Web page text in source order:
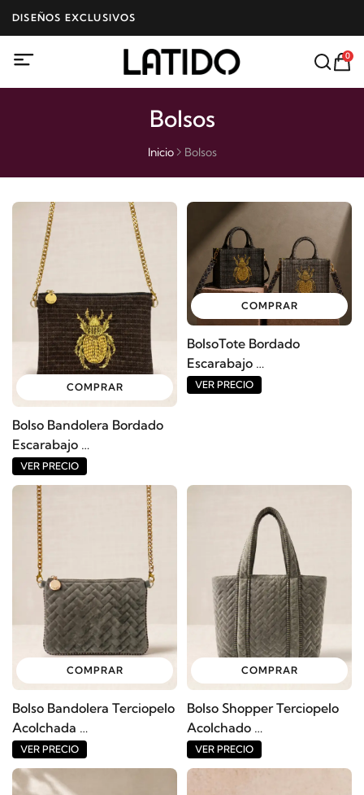
DISEÑOS EXCLUSIVOS
0
Bolsos
Inicio Bolsos
COMPRAR
Bolso Bandolera Bordado
Escarabajo
Ref: 16417BO
VER PRECIO
COMPRAR
BolsoTote Bordado
Escarabajo
Ref: 16416BO
VER PRECIO
COMPRAR
Bolso Bandolera Terciopelo
Acolchada
Ref: 16415BO
VER PRECIO
COMPRAR
Bolso Shopper Terciopelo
Acolchado
Ref: 16414BO
VER PRECIO